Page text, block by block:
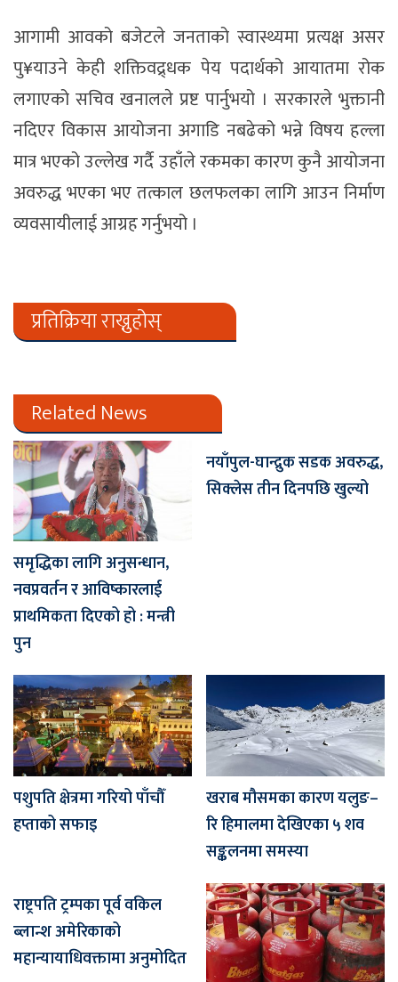
आगामी आवको बजेटले जनताको स्वास्थ्यमा प्रत्यक्ष असर
पु¥याउने केही शक्तिवद्र्धक पेय पदार्थको आयातमा रोक
लगाएको सचिव खनालले प्रष्ट पार्नुभयो । सरकारले भुक्तानी
नदिएर विकास आयोजना अगाडि नबढेको भन्ने विषय हल्ला
मात्र भएको उल्लेख गर्दै उहाँले रकमका कारण कुनै आयोजना
अवरुद्ध भएका भए तत्काल छलफलका लागि आउन निर्माण
व्यवसायीलाई आग्रह गर्नुभयो ।
प्रतिक्रिया राख्नुहोस्
Related News
समृद्धिका लागि अनुसन्धान,
नवप्रवर्तन र आविष्कारलाई
प्राथमिकता दिएको हो : मन्त्री
पुन
नयाँपुल-घान्द्रुक सडक अवरुद्ध,
सिक्लेस तीन दिनपछि खुल्यो
पशुपति क्षेत्रमा गरियो पाँचौँ
हप्ताको सफाइ
खराब मौसमका कारण यलुङ–
रि हिमालमा देखिएका ५ शव
सङ्कलनमा समस्या
राष्ट्रपति ट्रम्पका पूर्व वकिल
ब्लान्श अमेरिकाको
महान्यायाधिवक्तामा अनुमोदित